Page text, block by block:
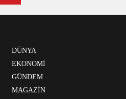
DÜNYA
EKONOMİ
GÜNDEM
MAGAZİN